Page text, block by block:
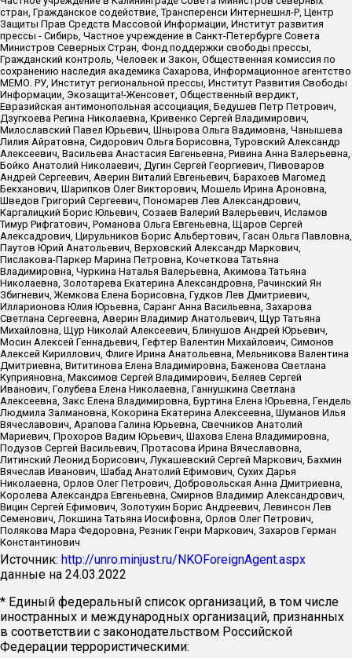
стран, Гражданское содействие, Трансперенси Интернешнл-Р, Центр
Защиты Прав Средств Массовой Информации, Институт развития
прессы - Сибирь, Частное учреждение в Санкт-Петербурге Совета
Министров Северных Стран, Фонд поддержки свободы прессы,
Гражданский контроль, Человек и Закон, Общественная комиссия по
сохранению наследия академика Сахарова, Информационное агентство
МЕМО. РУ, Институт региональной прессы, Институт Развития Свободы
Информации, Экозащита!-Женсовет, Общественный вердикт,
Евразийская антимонопольная ассоциация, Бедушев Петр Петрович,
Дзугкоева Регина Николаевна, Кривенко Сергей Владимирович,
Милославский Павел Юрьевич, Шнырова Ольга Вадимовна, Чанышева
Лилия Айратовна, Сидорович Ольга Борисовна, Туровский Александр
Алексеевич, Васильева Анастасия Евгеньевна, Ривина Анна Валерьевна,
Бойко Анатолий Николаевич, Дугин Сергей Георгиевич, Пивоваров
Андрей Сергеевич, Аверин Виталий Евгеньевич, Барахоев Магомед
Бекханович, Шарипков Олег Викторович, Мошель Ирина Ароновна,
Шведов Григорий Сергеевич, Пономарев Лев Александрович,
Каргалицкий Борис Юльевич, Созаев Валерий Валерьевич, Исламов
Тимур Рифгатович, Романова Ольга Евгеньевна, Щаров Сергей
Алексадрович, Цирульников Борис Альбертович, Гасан Ольга Павловна,
Паутов Юрий Анатольевич, Верховский Александр Маркович,
Пислакова-Паркер Марина Петровна, Кочеткова Татьяна
Владимировна, Чуркина Наталья Валерьевна, Акимова Татьяна
Николаевна, Золотарева Екатерина Александровна, Рачинский Ян
Збигневич, Жемкова Елена Борисовна, Гудков Лев Дмитриевич,
Илларионова Юлия Юрьевна, Саранг Анна Васильевна, Захарова
Светлана Сергеевна, Аверин Владимир Анатольевич, Щур Татьяна
Михайловна, Щур Николай Алексеевич, Блинушов Андрей Юрьевич,
Мосин Алексей Геннадьевич, Гефтер Валентин Михайлович, Симонов
Алексей Кириллович, Флиге Ирина Анатольевна, Мельникова Валентина
Дмитриевна, Вититинова Елена Владимировна, Баженова Светлана
Куприяновна, Максимов Сергей Владимирович, Беляев Сергей
Иванович, Голубева Елена Николаевна, Ганнушкина Светлана
Алексеевна, Закс Елена Владимировна, Буртина Елена Юрьевна, Гендель
Людмила Залмановна, Кокорина Екатерина Алексеевна, Шуманов Илья
Вячеславович, Арапова Галина Юрьевна, Свечников Анатолий
Мариевич, Прохоров Вадим Юрьевич, Шахова Елена Владимировна,
Подузов Сергей Васильевич, Протасова Ирина Вячеславовна,
Литинский Леонид Борисович, Лукашевский Сергей Маркович, Бахмин
Вячеслав Иванович, Шабад Анатолий Ефимович, Сухих Дарья
Николаевна, Орлов Олег Петрович, Добровольская Анна Дмитриевна,
Королева Александра Евгеньевна, Смирнов Владимир Александрович,
Вицин Сергей Ефимович, Золотухин Борис Андреевич, Левинсон Лев
Семенович, Локшина Татьяна Иосифовна, Орлов Олег Петрович,
Полякова Мара Федоровна, Резник Генри Маркович, Захаров Герман
Константинович
Источник: http://unro.minjust.ru/NKOForeignAgent.aspx
данные на 24.03.2022
* Единый федеральный список организаций, в том числе
иностранных и международных организаций, признанных
в соответствии с законодательством Российской
Федерации террористическими: